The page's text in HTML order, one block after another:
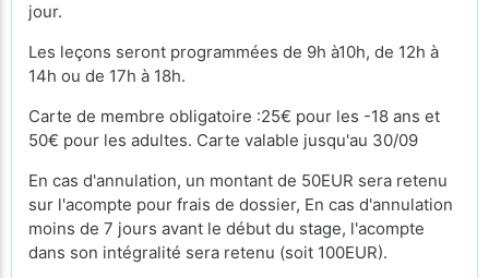
jour.
Les leçons seront programmées de 9h à10h, de 12h à
14h ou de 17h à 18h.
Carte de membre obligatoire :25€ pour les -18 ans et
50€ pour les adultes. Carte valable jusqu'au 30/09
En cas d'annulation, un montant de 50EUR sera retenu
sur l'acompte pour frais de dossier, En cas d'annulation
moins de 7 jours avant le début du stage, l'acompte
dans son intégralité sera retenu (soit 100EUR).